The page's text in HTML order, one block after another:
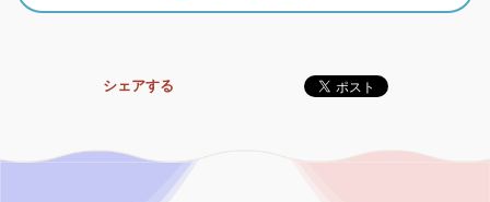
シェアする